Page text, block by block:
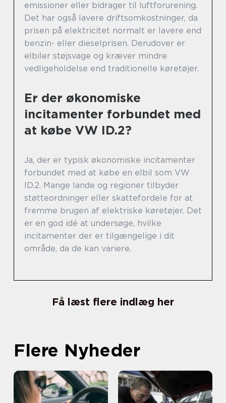
emissioner eller bidrager til luftforurening.
Det har også lavere driftsomkostninger, da
prisen på elektricitet normalt er lavere end
benzin- eller dieselprisen. Derudover er
elbiler støjsvage og kræver mindre
vedligeholdelse end traditionelle køretøjer.
Er der økonomiske
incitamenter forbundet med
at købe VW ID.2?
Ja, der er typisk økonomiske incitamenter
forbundet med at købe en elbil som VW
ID.2. Mange lande og regioner tilbyder
støtteordninger eller skattefordele for at
fremme brugen af elektriske køretøjer. Det
er en god idé at undersøge, hvilke
incitamenter der er tilgængelige i dit
område, da de kan variere.
Få læst flere indlæg her
Flere Nyheder